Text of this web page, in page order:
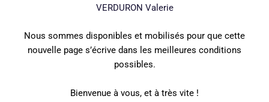
VERDURON Valerie
Nous sommes disponibles et mobilisés pour que cette
nouvelle page s’écrive dans les meilleures conditions
possibles.
Bienvenue à vous, et à très vite !